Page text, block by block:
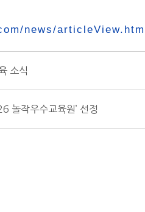
news/
소식
놀작우수교육원’ 선정